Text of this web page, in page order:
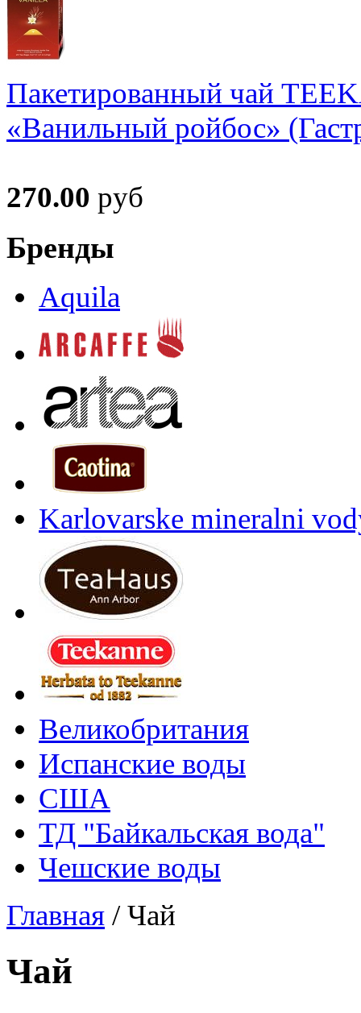
Пакетированный чай
«Ванильный ройбос»
270.00 руб
Бренды
Aquila
Karlovarske mineralni
Великобритания
Испанские воды
США
ТД "Байкальская вода"
Чешские воды
Главная /Чай
Чай